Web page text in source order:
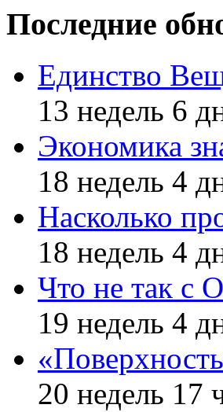
Последние
Единство
13 недель 6
Экономика
18 недель 4
Насколько
18 недель 4
Что не так с
19 недель 4
20 недель 17